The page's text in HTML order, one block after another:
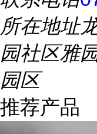
所在地址
园社区雅
园区
推荐产品